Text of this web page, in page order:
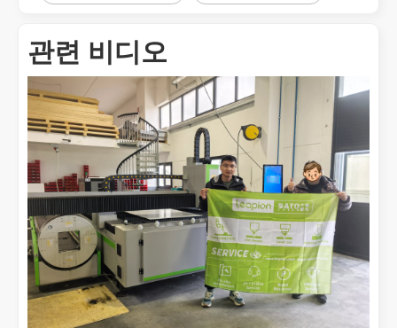
금속 시트의 레이저 절단은 널리 사용되는 절단 방법입니다.
금속 시트의 레이저 절단은 널리 사용되는 절단 방법입니다. 정확
관련 비디오